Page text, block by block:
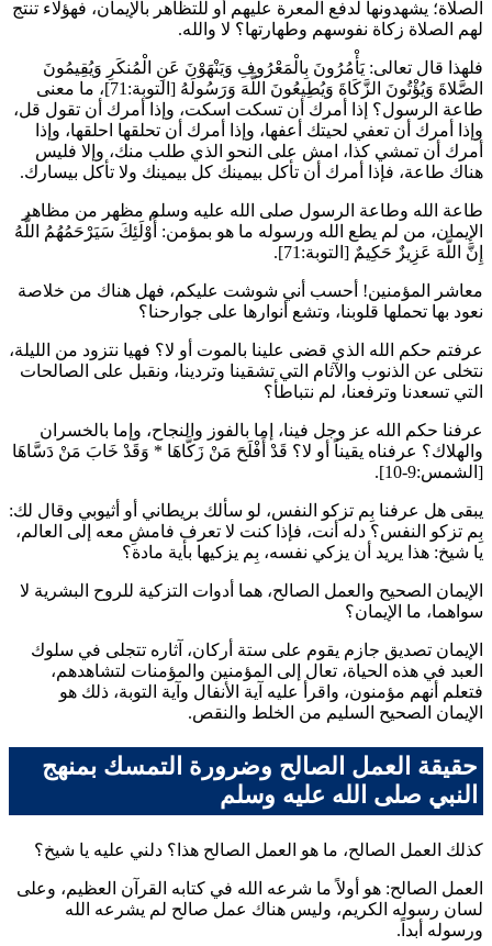
الصلاة؛ يشهدونها لدفع المعرة عليهم أو للتظاهر بالإيمان، فهؤلاء تنتج
لهم الصلاة زكاة نفوسهم وطهارتها؟ لا والله.
فلهذا قال تعالى:يَأْمُرُونَ بِالْمَعْرُوفِ وَيَنْهَوْنَ عَنِ الْمُنكَرِ وَيُقِيمُونَ
الصَّلاةَ وَيُؤْتُونَ الزَّكَاةَ وَيُطِيعُونَ اللَّهَ وَرَسُولَهُ
[التوبة:71]، ما معنى
طاعة الرسول؟ إذا أمرك أن تسكت اسكت، وإذا أمرك أن تقول قل،
وإذا أمرك أن تعفي لحيتك أعفها، وإذا أمرك أن تحلقها احلقها، وإذا
أمرك أن تمشي كذا، امش على النحو الذي طلب منك، وإلا فليس
هناك طاعة، فإذا أمرك أن تأكل بيمينك كل بيمينك ولا تأكل بيسارك.
طاعة الله وطاعة الرسول صلى الله عليه وسلم مظهر من مظاهر
الإيمان، من لم يطع الله ورسوله ما هو بمؤمن: أُوْلَئِكَ سَيَرْحَمُهُمُ اللَّهُ
إِنَّ اللَّهَ عَزِيزٌ حَكِيمٌ [التوبة:71].
معاشر المؤمنين! أحسب أني شوشت عليكم، فهل هناك من خلاصة
نعود بها تحملها قلوبنا، وتشع أنوارها على جوارحنا؟
عرفتم حكم الله الذي قضى علينا بالموت أو لا؟ فهيا نتزود من الليلة،
نتخلى عن الذنوب والآثام التي تشقينا وتردينا، ونقبل على الصالحات
التي تسعدنا وترفعنا، لم نتباطأ؟
عرفنا حكم الله عز وجل فينا، إما بالفوز والنجاح، وإما بالخسران
والهلاك؟ عرفناه يقيناً أو لا؟ قَدْ أَفْلَحَ مَنْ زَكَّاهَا * وَقَدْ خَابَ مَنْ دَسَّاهَا
[الشمس:9-10].
يبقى هل عرفنا بِم تزكو النفس، لو سألك بريطاني أو أثيوبي وقال لك:
بِم تزكو النفس؟ دله أنت، فإذا كنت لا تعرف فامشِ معه إلى العالم،
يا شيخ: هذا يريد أن يزكي نفسه، بِم يزكيها بأية مادة؟
الإيمان الصحيح والعمل الصالح، هما أدوات التزكية للروح البشرية لا
سواهما، ما الإيمان؟
الإيمان تصديق جازم يقوم على ستة أركان، آثاره تتجلى في سلوك
العبد في هذه الحياة، تعال إلى المؤمنين والمؤمنات لتشاهدهم،
فتعلم أنهم مؤمنون، واقرأ عليه آية الأنفال وآية التوبة، ذلك هو
الإيمان الصحيح السليم من الخلط والنقص.
حقيقة العمل الصالح وضرورة التمسك بمنهج
النبي صلى الله عليه وسلم
كذلك العمل الصالح، ما هو العمل الصالح هذا؟ دلني عليه يا شيخ؟
العمل الصالح: هو أولاً ما شرعه الله في كتابه القرآن العظيم، وعلى
لسان رسوله الكريم، وليس هناك عمل صالح لم يشرعه الله
ورسوله أبداً.